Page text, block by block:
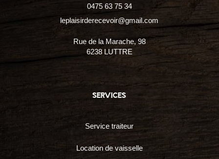
0475 63 75 34
leplaisirderecevoir@gmail.com
Rue de la Marache, 98
6238 LUTTRE
services
Service traiteur
Location de vaisselle